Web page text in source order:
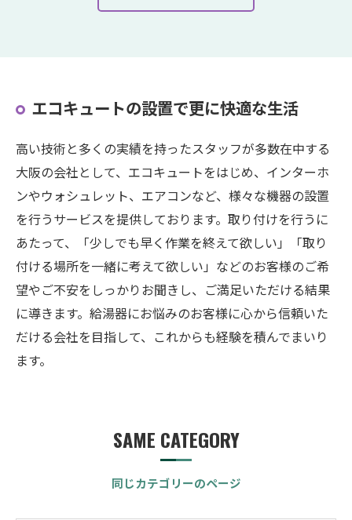
エコキュートの設置で更に快適な生活
高い技術と多くの実績を持ったスタッフが多数在中する
大阪の会社として、エコキュートをはじめ、インターホ
ンやウォシュレット、エアコンなど、様々な機器の設置
を行うサービスを提供しております。取り付けを行うに
あたって、「少しでも早く作業を終えて欲しい」「取り
付ける場所を一緒に考えて欲しい」などのお客様のご希
望やご不安をしっかりお聞きし、ご満足いただける結果
に導きます。給湯器にお悩みのお客様に心から信頼いた
だける会社を目指して、これからも経験を積んでまいり
ます。
同じカテゴリーのページ
SAME CATEGORY